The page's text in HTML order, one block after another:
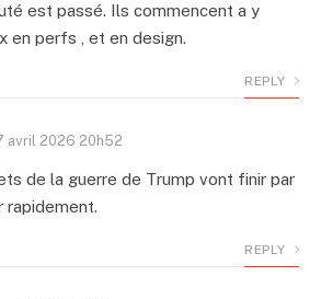
est passé. Ils commencent a y
en perfs , et en design.
REPLY
avril 2026 20h52
de la guerre de Trump vont finir par
rapidement.
REPLY